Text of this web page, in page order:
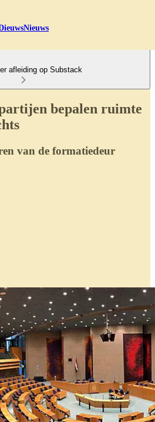
afleiding op Substack
bepalen ruimte
van de formatiedeur